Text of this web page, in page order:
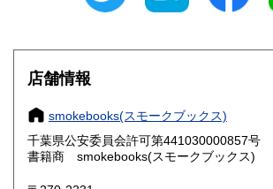
385円 三重県
滋賀県 385円 京都府
大阪府
奈良県 385円 和歌山県
鳥取県 385円 島根県
店舗情報
smokebooks(スモークブックス)
千葉県公安委員会許可第441030000857号
書籍商 smokebooks(スモークブックス)